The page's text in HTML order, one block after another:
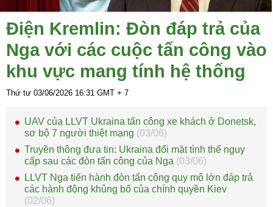
Điện Kremlin: Đòn đáp trả của
Nga với các cuộc tấn công vào
khu vực mang tính hệ thống
Thứ tư 03/06/2026 16:31 GMT + 7
UAV của LLVT Ukraina tấn công xe khách ở Donetsk,
sơ bộ 7 người thiệt mạng (03/06)
Truyền thông đưa tin: Ukraina đối mặt tình thế nguy
cấp sau các đòn tấn công của Nga (03/06)
LLVT Nga tiến hành đòn tấn công quy mô lớn đáp trả
các hành động khủng bố của chính quyền Kiev
(02/06)